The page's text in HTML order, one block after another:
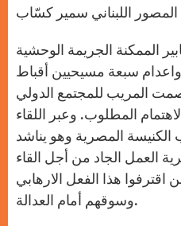
الممكنة الجريمة الوحشية
سبعة مسيحيين أقباط
المريب للمجتمع الدولي
المطلوب. وعبر اللقاء
المصرية وهو يناشد
العمل الجاد من أجل القاء
هذا الفعل الارهابي
وسوقهم أمام العدالة.